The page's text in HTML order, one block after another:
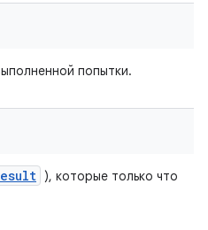
попытки.
), которые только что